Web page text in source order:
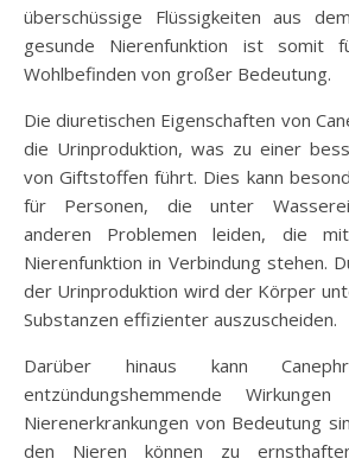
überschüssige Flüssigkeiten aus
gesunde Nierenfunktion ist somit
Wohlbefinden von großer Bedeutung.
Die diuretischen Eigenschaften von
die Urinproduktion, was zu einer
von Giftstoffen führt. Dies kann
für Personen, die unter
anderen Problemen leiden, die
Nierenfunktion in Verbindung stehen.
der Urinproduktion wird der Körper
Substanzen effizienter auszuscheiden.
Darüber hinaus kann
entzündungshemmende
Nierenerkrankungen von Bedeutung
den Nieren können zu